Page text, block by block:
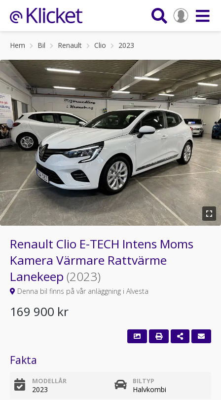
Hem Bil Renault Clio 2023
Renault Clio E-TECH Intens Moms
Kamera Värmare Rattvärme
Lanekeep (2023)
Denna bil finns på vår anläggning i Alvesta
169 900 kr
Fakta
MODELLÅR
2023
BILTYP
Halvkombi